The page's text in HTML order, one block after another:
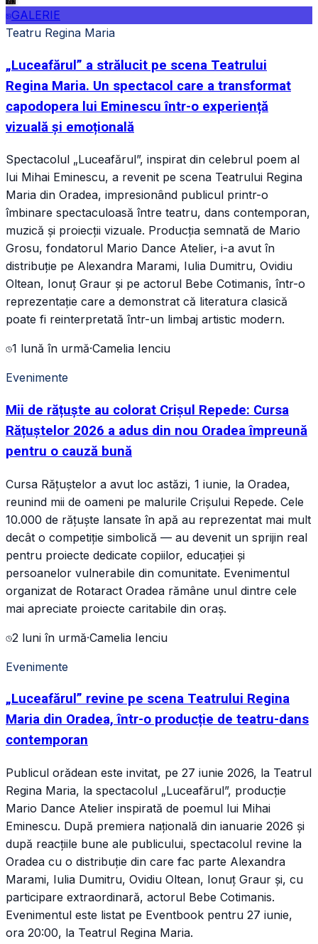
GALERIE
Teatru Regina Maria
„Luceafărul” a strălucit pe scena Teatrului
Regina Maria. Un spectacol care a transformat
capodopera lui Eminescu într-o experiență
vizuală și emoțională
Spectacolul „Luceafărul”, inspirat din celebrul poem al
lui Mihai Eminescu, a revenit pe scena Teatrului Regina
Maria din Oradea, impresionând publicul printr-o
îmbinare spectaculoasă între teatru, dans contemporan,
muzică și proiecții vizuale. Producția semnată de Mario
Grosu, fondatorul Mario Dance Atelier, i-a avut în
distribuție pe Alexandra Marami, Iulia Dumitru, Ovidiu
Oltean, Ionuț Graur și pe actorul Bebe Cotimanis, într-o
reprezentație care a demonstrat că literatura clasică
poate fi reinterpretată într-un limbaj artistic modern.
1 lună în urmă·Camelia Ienciu
Evenimente
Mii de rățuște au colorat Crișul Repede: Cursa
Rățuștelor 2026 a adus din nou Oradea împreună
pentru o cauză bună
Cursa Rățuștelor a avut loc astăzi, 1 iunie, la Oradea,
reunind mii de oameni pe malurile Crișului Repede. Cele
10.000 de rățuște lansate în apă au reprezentat mai mult
decât o competiție simbolică — au devenit un sprijin real
pentru proiecte dedicate copiilor, educației și
persoanelor vulnerabile din comunitate. Evenimentul
organizat de Rotaract Oradea rămâne unul dintre cele
mai apreciate proiecte caritabile din oraș.
2 luni în urmă·Camelia Ienciu
Evenimente
„Luceafărul” revine pe scena Teatrului Regina
Maria din Oradea, într-o producție de teatru-dans
contemporan
Publicul orădean este invitat, pe 27 iunie 2026, la Teatrul
Regina Maria, la spectacolul „Luceafărul”, producție
Mario Dance Atelier inspirată de poemul lui Mihai
Eminescu. După premiera națională din ianuarie 2026 și
după reacțiile bune ale publicului, spectacolul revine la
Oradea cu o distribuție din care fac parte Alexandra
Marami, Iulia Dumitru, Ovidiu Oltean, Ionuț Graur și, cu
participare extraordinară, actorul Bebe Cotimanis.
Evenimentul este listat pe Eventbook pentru 27 iunie,
ora 20:00, la Teatrul Regina Maria.